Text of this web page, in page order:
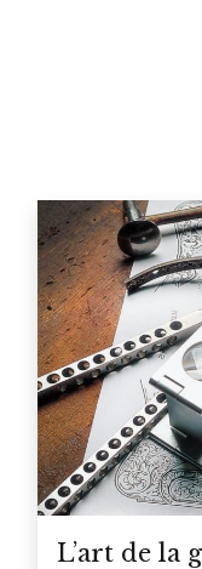
L’art de la